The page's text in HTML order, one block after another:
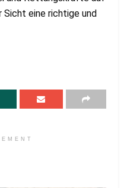
Sicht eine richtige und